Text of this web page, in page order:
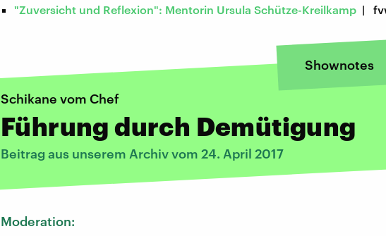
"Zuversicht und Reflexion": Mentorin Ursula Schütze-Kreilkamp |
Shownotes
Schikane vom Chef
Führung durch Demütigung
Beitrag aus unserem Archiv vom 24. April 2017
Moderation: